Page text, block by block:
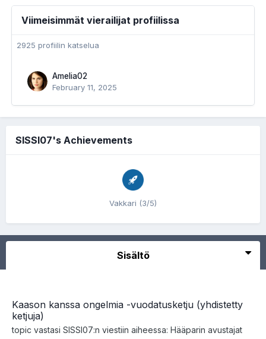
Viimeisimmät vierailijat profiilissa
2925 profiilin katselua
Amelia02
February 11, 2025
SISSI07's Achievements
Vakkari (3/5)
Sisältö
Kaason kanssa ongelmia -vuodatusketju (yhdistetty
ketjuja)
topic vastasi SISSI07:n viestiin aiheessa: Hääparin avustajat